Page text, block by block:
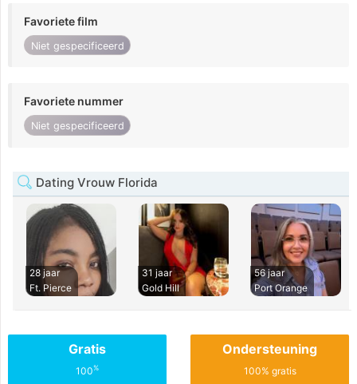
Favoriete film
Niet gespecificeerd
Favoriete nummer
Niet gespecificeerd
Dating Vrouw Florida
28 jaar
Ft. Pierce
31 jaar
Gold Hill
56 jaar
Port Orange
Gratis
100%
Ondersteuning
100% gratis